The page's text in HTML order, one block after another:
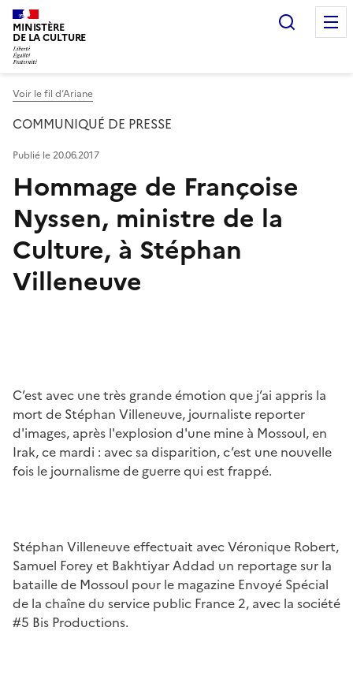
MINISTÈRE
DE LA CULTURE
Voir le fil d’Ariane
COMMUNIQUÉ DE PRESSE
Hommage de Françoise
Nyssen, ministre de la
Culture, à Stéphan
Villeneuve
Publié le 20.06.2017
C’est avec une très grande émotion que j’ai appris la
mort de Stéphan Villeneuve, journaliste reporter
d'images, après l'explosion d'une mine à Mossoul, en
Irak, ce mardi : avec sa disparition, c’est une nouvelle
fois le journalisme de guerre qui est frappé.
Stéphan Villeneuve effectuait avec Véronique Robert,
Samuel Forey et Bakhtiyar Addad un reportage sur la
bataille de Mossoul pour le magazine Envoyé Spécial
de la chaîne du service public France 2, avec la société
#5 Bis Productions.